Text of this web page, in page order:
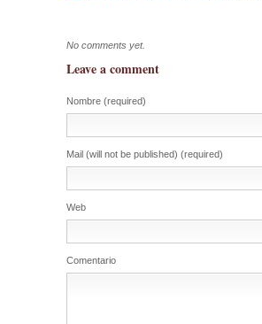
No comments yet.
Leave a comment
Nombre (required)
Mail (will not be published) (required)
Web
Comentario